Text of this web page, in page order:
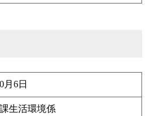
月6日
生活環境係